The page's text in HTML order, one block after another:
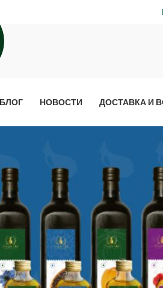
НОВОСТИ ДОСТАВКА И